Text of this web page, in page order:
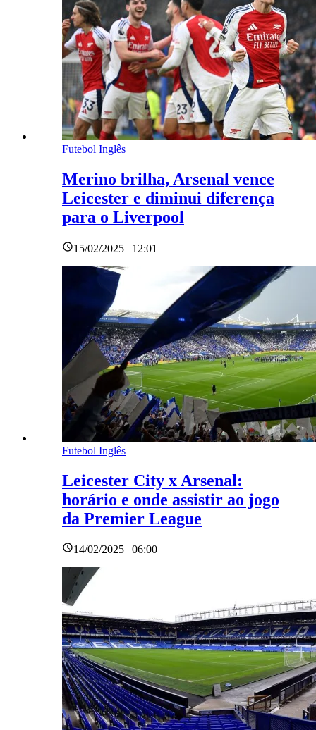
Futebol Inglês
Merino brilha, Arsenal vence
Leicester e diminui diferença
para o Liverpool
15/02/2025 | 12:01
Futebol Inglês
Leicester City x Arsenal:
horário e onde assistir ao jogo
da Premier League
14/02/2025 | 06:00